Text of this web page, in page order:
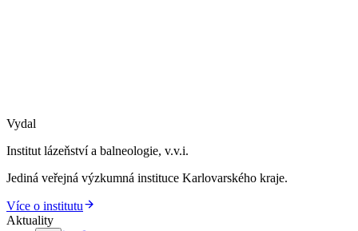
Vydal
Institut lázeňství a balneologie, v.v.i.
Jediná veřejná výzkumná instituce Karlovarského kraje.
Více o institutu
Aktuality